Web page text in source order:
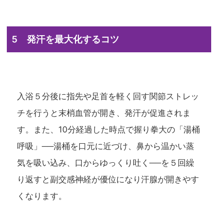
5 発汗を最大化するコツ
入浴５分後に指先や足首を軽く回す関節ストレッ
チを行うと末梢血管が開き、発汗が促進されま
す。また、10分経過した時点で握り拳大の「湯桶
呼吸」──湯桶を口元に近づけ、鼻から温かい蒸
気を吸い込み、口からゆっくり吐く──を５回繰
り返すと副交感神経が優位になり汗腺が開きやす
くなります。